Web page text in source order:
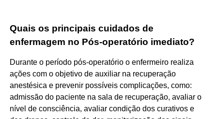
Quais os principais cuidados de
enfermagem no Pós-operatório imediato?
Durante o período pós-operatório o enfermeiro realiza
ações com o objetivo de auxiliar na recuperação
anestésica e prevenir possíveis complicações, como:
admissão do paciente na sala de recuperação, avaliar o
nível de consciência, avaliar condição dos curativos e